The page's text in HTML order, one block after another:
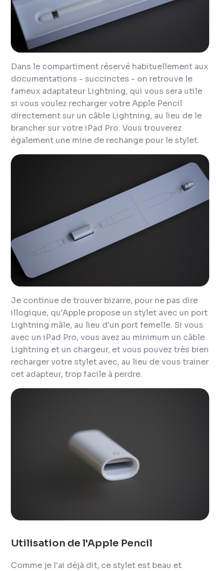
Dans le compartiment réservé habituellement aux
documentations - succinctes - on retrouve le
fameux adaptateur Lightning, qui vous sera utile
si vous voulez recharger votre Apple Pencil
directement sur un câble Lightning, au lieu de le
brancher sur votre iPad Pro. Vous trouverez
également une mine de rechange pour le stylet.
Je continue de trouver bizarre, pour ne pas dire
illogique, qu'Apple propose un stylet avec un port
Lightning mâle, au lieu d'un port femelle. Si vous
avec un iPad Pro, vous avez au minimum un câble
Lightning et un chargeur, et vous pouvez très bien
recharger votre stylet avec, au lieu de vous trainer
cet adapteur, trop facile à perdre.
Utilisation de l'Apple Pencil
Comme je l'ai déjà dit, ce stylet est beau et